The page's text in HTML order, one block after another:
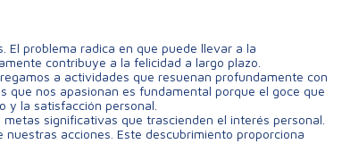
El problema radica en que puede llevar a la
contribuye a la felicidad a largo plazo.
a actividades que resuenan profundamente con
nos apasionan es fundamental porque el goce que
y la satisfacción personal.
significativas que trascienden el interés personal.
acciones. Este descubrimiento proporciona